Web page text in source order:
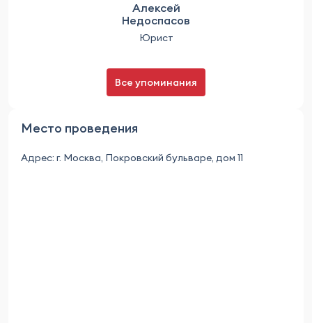
Место проведения
Адрес: г. Москва, Покровский бульваре, дом 11
Алексей
Недоспасов
Юрист
Все упоминания